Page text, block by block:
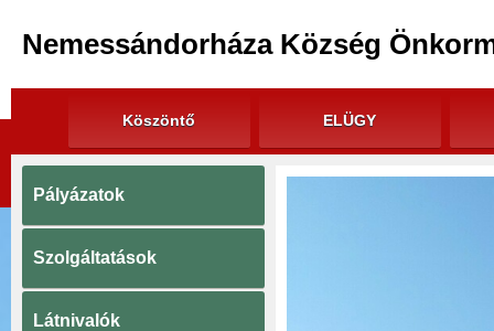
Nemessándorháza Község
Köszöntő ELÜGY
Pályázatok
Szolgáltatások
Látnivalók